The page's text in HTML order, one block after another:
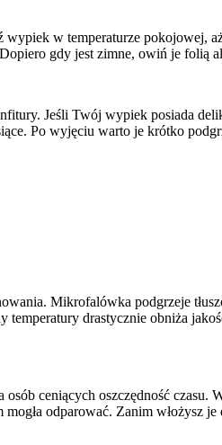
w temperaturze pokojowej,
gdy jest zimne, owiń je folią
Jeśli Twój wypiek posiada
Po wyjęciu warto je krótko
Mikrofalówka podgrzeje
drastycznie obniża
ceniących oszczędność czasu.
odparować. Zanim włożysz